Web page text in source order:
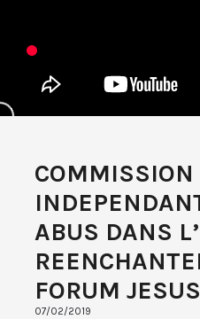
COMMISSION
ABUS DANS
FORUM
07/02/2019